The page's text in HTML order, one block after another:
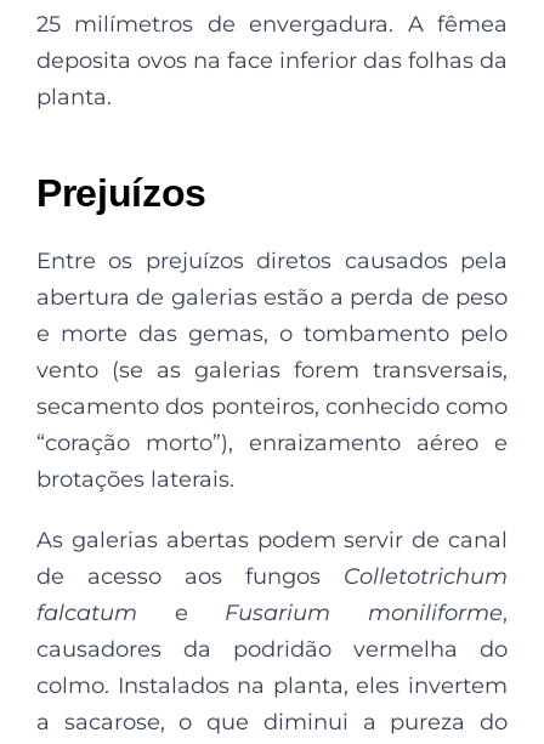
25 milímetros de envergadura. A fêmea
deposita ovos na face inferior das folhas da
planta.
Prejuízos
Entre os prejuízos diretos causados pela
abertura de galerias estão a perda de peso
e morte das gemas, o tombamento pelo
vento (se as galerias forem transversais,
secamento dos ponteiros, conhecido como
“coração morto”), enraizamento aéreo e
brotações laterais.
As galerias abertas podem servir de canal
de acesso aos fungos Colletotrichum
falcatum e Fusarium moniliforme,
causadores da podridão vermelha do
colmo. Instalados na planta, eles invertem
a sacarose, o que diminui a pureza do